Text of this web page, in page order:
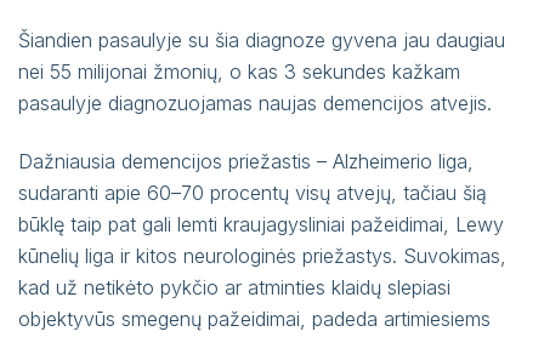
Šiandien pasaulyje su šia diagnoze gyvena jau daugiau
nei 55 milijonai žmonių, o kas 3 sekundes kažkam
pasaulyje diagnozuojamas naujas demencijos atvejis.
Dažniausia demencijos priežastis – Alzheimerio liga,
sudaranti apie 60–70 procentų visų atvejų, tačiau šią
būklę taip pat gali lemti kraujagysliniai pažeidimai, Lewy
kūnelių liga ir kitos neurologinės priežastys. Suvokimas,
kad už netikėto pykčio ar atminties klaidų slepiasi
objektyvūs smegenų pažeidimai, padeda artimiesiems